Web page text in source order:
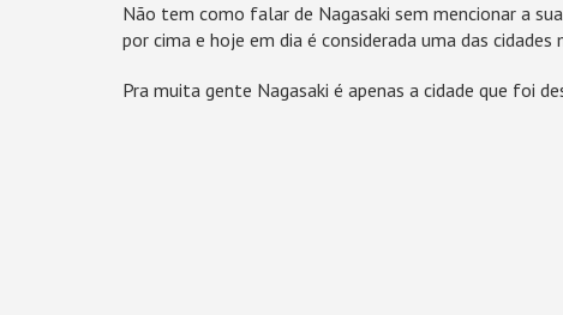
Não tem como falar de Nagasaki sem mencionar a
por cima e hoje em dia é considerada uma das cidades
Pra muita gente Nagasaki é apenas a cidade que foi